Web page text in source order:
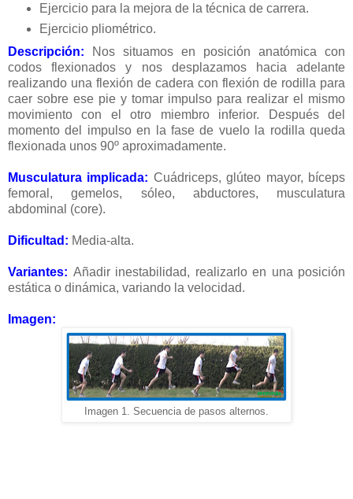
Ejercicio para la mejora de la técnica de carrera.
Ejercicio pliométrico.
Descripción:
Nos situamos en posición anatómica con
codos flexionados y nos desplazamos hacia adelante
realizando una flexión de cadera con flexión de rodilla para
caer sobre ese pie y tomar impulso para realizar el mismo
movimiento con el otro miembro inferior. Después del
momento del impulso en la fase de vuelo la rodilla queda
flexionada unos 90º aproximadamente.
Musculatura implicada: Cuádriceps, glúteo mayor, bíceps
femoral, gemelos, sóleo, abductores, musculatura
abdominal (core).
Dificultad: Media-alta.
Variantes: Añadir inestabilidad, realizarlo en una posición
estática o dinámica, variando la velocidad.
Imagen:
Imagen 1. Secuencia de pasos alternos.